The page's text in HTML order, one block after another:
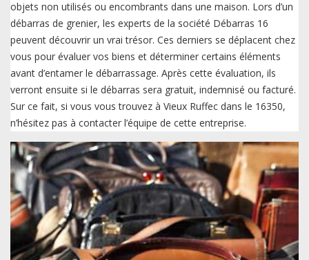
objets non utilisés ou encombrants dans une maison. Lors d’un
débarras de grenier, les experts de la société Débarras 16
peuvent découvrir un vrai trésor. Ces derniers se déplacent chez
vous pour évaluer vos biens et déterminer certains éléments
avant d’entamer le débarrassage. Après cette évaluation, ils
verront ensuite si le débarras sera gratuit, indemnisé ou facturé.
Sur ce fait, si vous vous trouvez à Vieux Ruffec dans le 16350,
n’hésitez pas à contacter l’équipe de cette entreprise.